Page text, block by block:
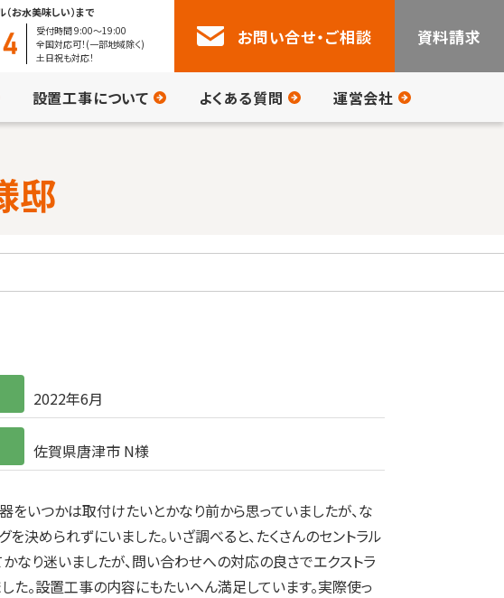
お水美味しい）まで
受付時間 9:00〜19:00
全国対応可！(一部地域除く)
土日祝も対応！
お問い合せ・ご相談 資料請求
設置工事について よくある質問 運営会社
邸
2022年6月
佐賀県唐津市 N様
をいつかは取付けたいとかなり前から思っていましたが、な
を決められずにいました。いざ調べると、たくさんのセントラル
なり迷いましたが、問い合わせへの対応の良さでエクストラ
た。設置工事の内容にもたいへん満足しています。実際使っ